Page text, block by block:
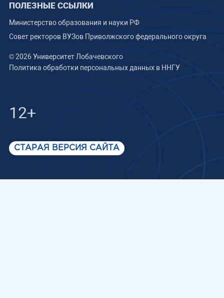
ПОЛЕЗНЫЕ ССЫЛКИ
Министерство образования и науки РФ
Совет ректоров ВУЗов Приволжского федерального округа
© 2026 Университет Лобачевского
Политика обработки персональных данных в ННГУ
12+
СТАРАЯ ВЕРСИЯ САЙТА